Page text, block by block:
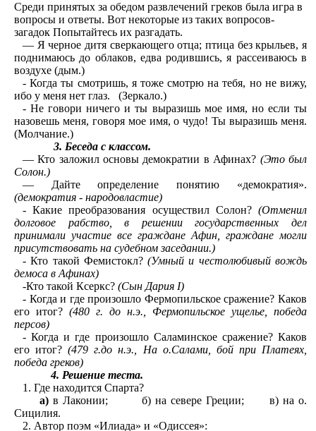
Среди принятых за обедом развлечений греков была игра в
вопросы и ответы. Вот некоторые из таких вопросов-
загадок Попытайтесь их разгадать.
— Я черное дитя сверкающего отца; птица без крыльев, я
поднимаюсь до облаков, едва родившись, я рассеиваюсь в
воздухе (дым.)
- Когда ты смотришь, я тоже смотрю на тебя, но не вижу,
ибо у меня нет глаз. (Зеркало.)
- Не говори ничего и ты выразишь мое имя, но если ты
назовешь меня, говоря мое имя, о чудо! Ты выразишь меня.
(Молчание.)
3. Беседа с классом.
— Кто заложил основы демократии в Афинах? (Это был
Солон.)
— Дайте определение понятию «демократия».
(демократия - народовластие)
- Какие преобразования осуществил Солон? (Отменил
долговое рабство, в решении государственных дел
принимали участие все граждане Афин, граждане могли
присутствовать на судебном заседании.)
- Кто такой Фемистокл?(Умный и честолюбивый вождь
демоса в Афинах)
-Кто такой Ксеркс? (Сын Дария I)
- Когда и где произошло Фермопильское сражение? Каков
его итог? (480 г. до н.э., Фермопильское ущелье, победа
персов)
- Когда и где произошло Саламинское сражение? Каков
его итог?(479 г.до н.э., На о.Салами, бой при Платеях,
победа греков)
4. Решение теста.
1. Где находится Спарта?
а) в Лаконии; б) на севере Греции; в) на о.
Сицилия.
2. Автор поэм «Илиада» и «Одиссея»: